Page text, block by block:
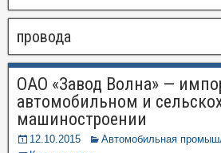
провода
ОАО «Завод Волна» —
автомобильном и
машиностроении
12.10.2015
Автомобильная